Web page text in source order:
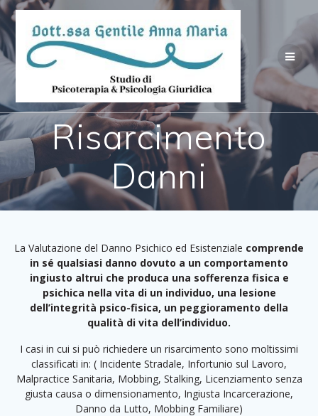
Salta
contenuto
Risarcimento
Danni
La Valutazione del Danno Psichico ed Esistenziale comprende
in sé qualsiasi danno dovuto a un comportamento
ingiusto altrui che produca una sofferenza fisica e
psichica nella vita di un individuo, una lesione
dell’integrità psico-fisica, un peggioramento della
qualità di vita dell’individuo.
I casi in cui si può richiedere un risarcimento sono moltissimi
classificati in: ( Incidente Stradale, Infortunio sul Lavoro,
Malpractice Sanitaria, Mobbing, Stalking, Licenziamento senza
giusta causa o dimensionamento, Ingiusta Incarcerazione,
Danno da Lutto, Mobbing Familiare)